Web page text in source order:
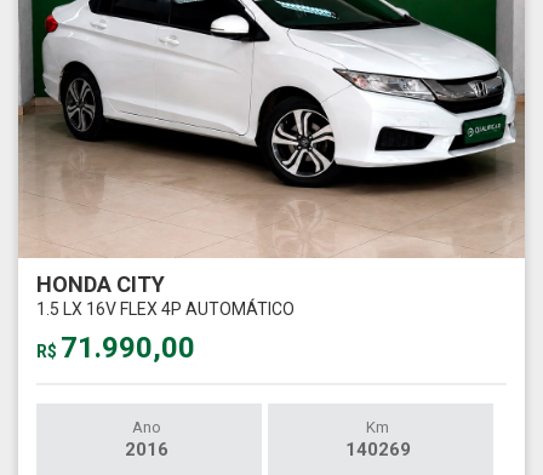
HONDA CITY
1.5 LX 16V FLEX 4P AUTOMÁTICO
R$ 71.990,00
Ano
2016
Km
140269